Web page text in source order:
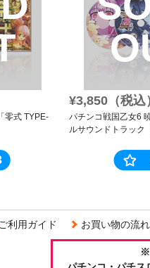
零式 TYPE-
¥3,850（税込
パチンコ戦国乙女6
ルサウンドトラック
利用ガイド お買い物の流
※